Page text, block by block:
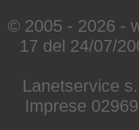
© 2005 - 2026 -
17 del 24/07/
Lanetservice
Imprese